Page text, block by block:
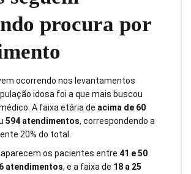
procura por
ocorrendo nos levantamentos
idosa foi a que mais buscou
A faixa etária de acima de 60
594 atendimentos, correspondendo a
20% do total.
os pacientes entre 41 e 50
atendimentos, e a faixa de 18 a 25